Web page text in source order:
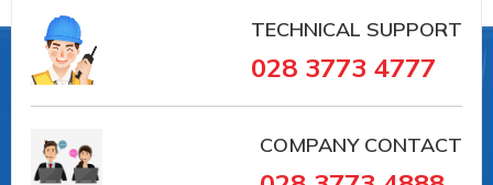
TECHNICAL SUPPORT
028 3773 4777
COMPANY CONTACT